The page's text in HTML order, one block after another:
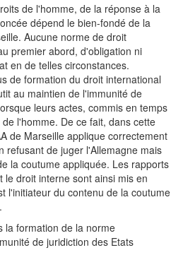
de l'homme, de la réponse à la
dépend le bien-fondé de la
Aucune norme de droit
premier abord, d'obligation ni
en de telles circonstances.
de formation du droit international
au maintien de l'immunité de
leurs actes, commis en temps
l'homme. De ce fait, dans cette
de Marseille applique correctement
refusant de juger l'Allemagne mais
la coutume appliquée. Les rapports
droit interne sont ainsi mis en
l'initiateur du contenu de la coutume
la formation de la norme
de juridiction des Etats